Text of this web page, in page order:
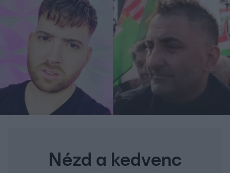
Nézd a kedvenc